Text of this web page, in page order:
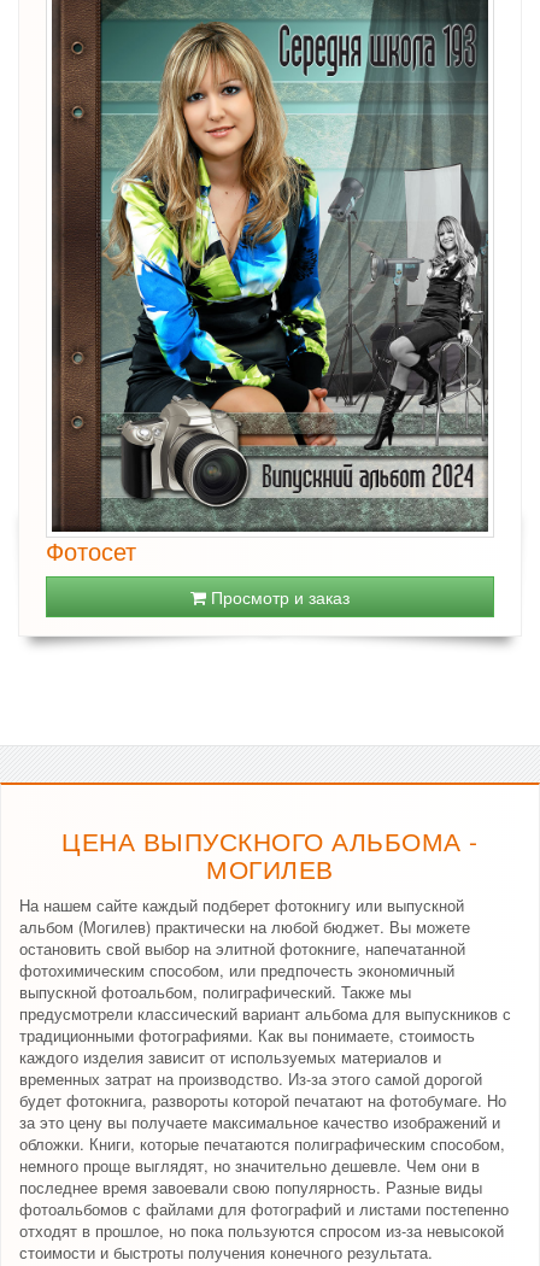
Фотосет
Просмотр и заказ
ЦЕНА ВЫПУСКНОГО АЛЬБОМА -
МОГИЛЕВ
На нашем сайте каждый подберет фотокнигу или выпускной
альбом (Могилев) практически на любой бюджет. Вы можете
остановить свой выбор на элитной фотокниге, напечатанной
фотохимическим способом, или предпочесть экономичный
выпускной фотоальбом, полиграфический. Также мы
предусмотрели классический вариант альбома для выпускников с
традиционными фотографиями. Как вы понимаете, стоимость
каждого изделия зависит от используемых материалов и
временных затрат на производство. Из-за этого самой дорогой
будет фотокнига, развороты которой печатают на фотобумаге. Но
за это цену вы получаете максимальное качество изображений и
обложки. Книги, которые печатаются полиграфическим способом,
немного проще выглядят, но значительно дешевле. Чем они в
последнее время завоевали свою популярность. Разные виды
фотоальбомов с файлами для фотографий и листами постепенно
отходят в прошлое, но пока пользуются спросом из-за невысокой
стоимости и быстроты получения конечного результата.